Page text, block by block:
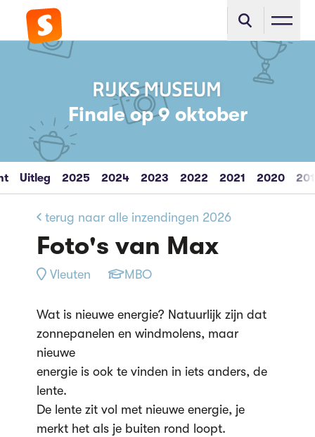
Finale op 9 oktober
Uitleg 2025 2024 2023 2022 2021 2020
terug naar alle inzendingen 2026
Foto's van Max
Vleuten MBO
Wat is nieuwe energie? Natuurlijk zijn dat
zonnepanelen en windmolens, maar
nieuwe
energie is ook te vinden in iets anders, de
lente.
De lente zit vol met nieuwe energie, je
merkt het als je buiten rond loopt.